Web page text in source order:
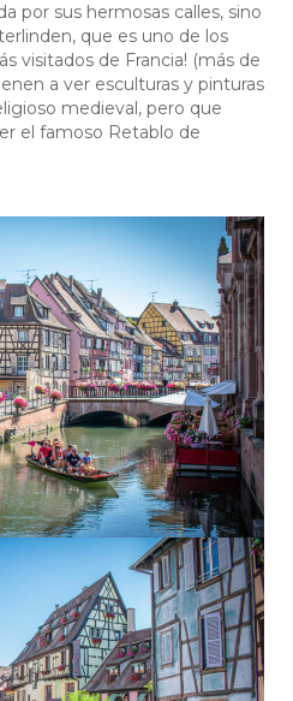
por sus hermosas calles, sino
que es uno de los
visitados de Francia! (más de
a ver esculturas y pinturas
medieval, pero que
el famoso Retablo de